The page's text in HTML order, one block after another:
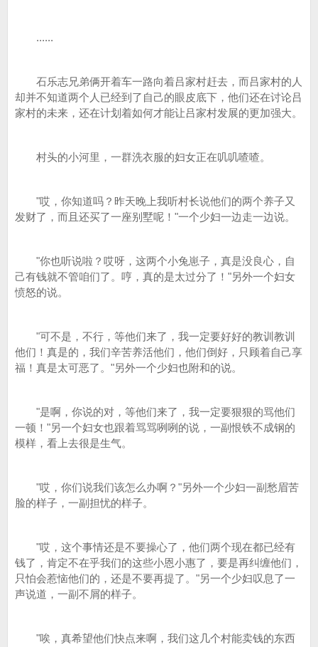
......
石乐志兄弟俩开着车一路向着吕家村赶去，而吕家村的人
却并不知道两个人已经到了自己的眼皮底下，他们还在讨论吕
家村的未来，还在计划着如何才能让吕家村发展的更加强大。
村头的小河里，一群洗衣服的妇女正在叽叽喳喳。
"哎，你知道吗？昨天晚上我听村长说他们的两个养子又
发财了，而且还买了一座别墅呢！"一个少妇一边走一边说。
"你也听说啦？哎呀，这两个小兔崽子，真是没良心，自
己有钱就不管咱们了。哼，真的是太过分了！"另外一个妇女
愤怒的说。
"可不是，不行，等他们来了，我一定要好好的教训教训
他们！真是的，我们辛苦养活他们，他们倒好，只顾着自己享
福！真是太可恶了。"另外一个少妇也附和的说。
"是啊，你说的对，等他们来了，我一定要狠狠的骂他们
一顿！"另一个妇女也跟着骂骂咧咧的说，一副恨铁不成钢的
模样，看上去很是生气。
"哎，你们说我们该怎么办啊？"另外一个少妇一副愁眉苦
脸的样子，一副担忧的样子。
"哎，这个事情还是不要操心了，他们两个现在都已经有
钱了，肯定不在乎我们的这些小恩小惠了，要是再纠缠他们，
只怕会惹恼他们的，还是不要再提了。"另一个少妇叹息了一
声说道，一副不屑的样子。
"唉，真希望他们快点来啊，我们这几个村能卖钱的东西